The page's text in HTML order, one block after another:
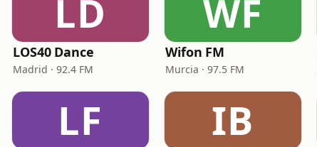
LD
LOS40 Dance
Madrid · 92.4 FM
WF
Wifon FM
Murcia · 97.5 FM
LF IB